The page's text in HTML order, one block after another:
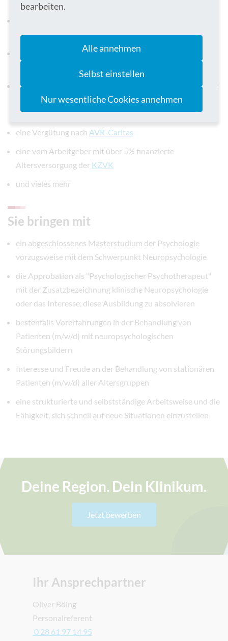
neurologischen Frührehabilitation aktiv mitzugestalten
eine intensive Einarbeitung mit der Möglichkeit zur
bei Bedarf vielfältige Unterstützung bei der Weiterbildung
zum Psychologischen Psychotherapeuten mit dem
Schwerpunkt Neuropsychologie
eine Vergütung nach AVR-Caritas
eine vom Arbeitgeber mit über 5% finanzierte
Altersversorgung der KZVK
und vieles mehr
Sie bringen mit
ein abgeschlossenes Masterstudium der Psychologie
vorzugsweise mit dem Schwerpunkt Neuropsychologie
die Approbation als "Psychologischer Psychotherapeut"
mit der Zusatzbezeichnung klinische Neuropsychologie
oder das Interesse, diese Ausbildung zu absolvieren
bestenfalls Vorerfahrungen in der Behandlung von
Patienten (m/w/d) mit neuropsychologischen
Störungsbildern
Interesse und Freude an der Behandlung von stationären
Patienten (m/w/d) aller Altersgruppen
eine strukturierte und selbstständige Arbeitsweise und die
Fähigkeit, sich schnell auf neue Situationen einzustellen
Deine Region. Dein Klinikum.
Jetzt bewerben
Ihr Ansprechpartner
Oliver Böing
Personalreferent
0 28 61 97 14 95
bearbeiten.
Alle annehmen
Selbst einstellen
Nur wesentliche Cookies annehmen